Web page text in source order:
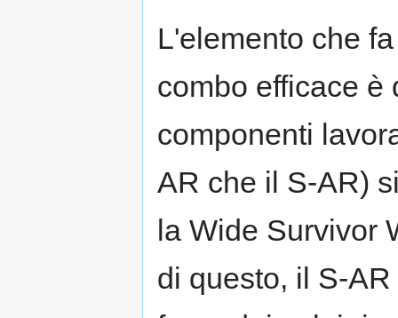
L'elemento che
combo efficace è
componenti
AR che il S-AR)
la Wide Survivor
di questo, il S-